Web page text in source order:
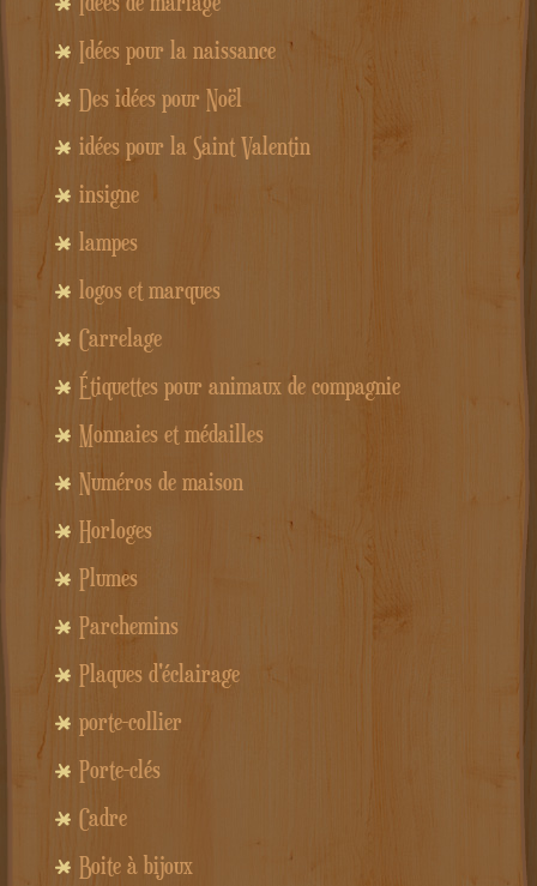
Idées pour la naissance
Des idées pour Noël
idées pour la Saint Valentin
insigne
lampes
logos et marques
Carrelage
Étiquettes pour animaux de compagnie
Monnaies et médailles
Numéros de maison
Horloges
Plumes
Parchemins
Plaques d'éclairage
porte-collier
Porte-clés
Cadre
Boite à bijoux